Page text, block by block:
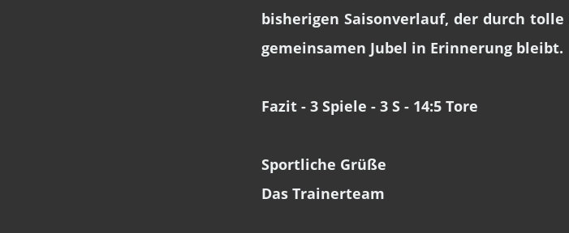
bisherigen Saisonverlauf, der durch
gemeinsamen Jubel in Erinnerung bleibt.
Fazit - 3 Spiele - 3 S - 14:5 Tore
Sportliche Grüße
Das Trainerteam